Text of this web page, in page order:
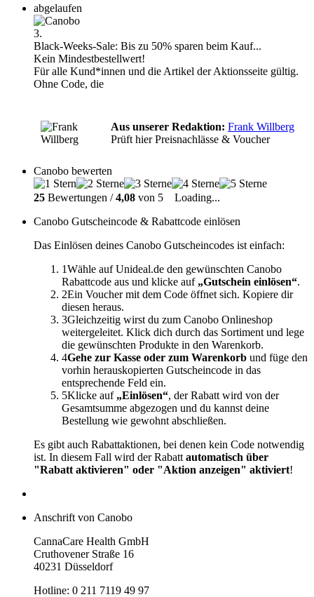
abgelaufen
3.
Black-Weeks-Sale: Bis zu 50% sparen beim Kauf...
Kein Mindestbestellwert!
Für alle Kund*innen und die Artikel der Aktionsseite gültig.
Ohne Code, die
Aus unserer Redaktion: Frank Willberg
Prüft hier Preisnachlässe & Voucher
Canobo bewerten
25 Bewertungen /4,08 von 5
Loading...
Canobo Gutscheincode & Rabattcode einlösen
Das Einlösen deines Canobo Gutscheincodes ist einfach:
1Wähle auf Unideal.de den gewünschten Canobo
Rabattcode aus und klicke auf „Gutschein einlösen“.
2Ein Voucher mit dem Code öffnet sich. Kopiere dir
diesen heraus.
3Gleichzeitig wirst du zum Canobo Onlineshop
weitergeleitet. Klick dich durch das Sortiment und lege
die gewünschten Produkte in den Warenkorb.
4Gehe zur Kasse oder zum Warenkorb und füge den
vorhin herauskopierten Gutscheincode in das
entsprechende Feld ein.
5Klicke auf „Einlösen“, der Rabatt wird von der
Gesamtsumme abgezogen und du kannst deine
Bestellung wie gewohnt abschließen.
Es gibt auch Rabattaktionen, bei denen kein Code notwendig
ist. In diesem Fall wird der Rabatt automatisch über
"Rabatt aktivieren" oder "Aktion anzeigen" aktiviert!
Anschrift von Canobo
CannaCare Health GmbH
Cruthovener Straße 16
40231 Düsseldorf
Hotline: 0 211 7119 49 97